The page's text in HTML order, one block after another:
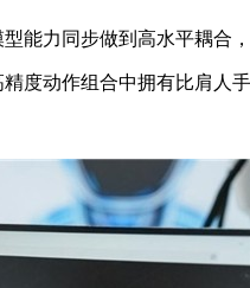
能力同步做到高水平耦合
度动作组合中拥有比肩人